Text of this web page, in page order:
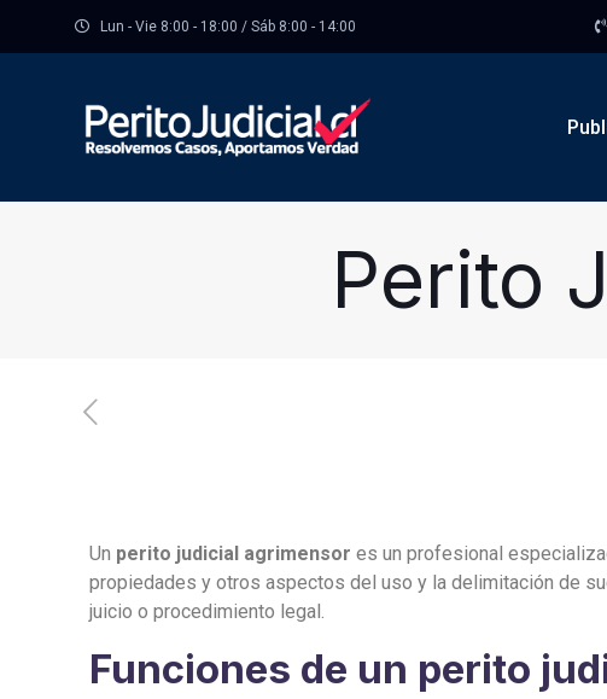
Lun - Vie 8:00 - 18:00 / Sáb 8:00 - 14:00
Perito
Un perito judicial agrimensor es un profesional
propiedades y otros aspectos del uso y la delimitación de
juicio o procedimiento legal.
Funciones de un perito